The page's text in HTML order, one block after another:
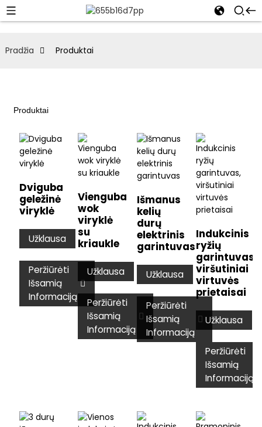
Pradžia Produktai
Produktai
Dviguba
geležinė
viryklė
Užklausa
Peržiūrėti
Išsamią
Informaciją
Vienguba
wok
viryklė
su
kriaukle
Užklausa
Peržiūrėti
Išsamią
Informaciją
Išmanus
kelių
durų
elektrinis
garintuvas
Užklausa
Peržiūrėti
Išsamią
Informaciją
Indukcinis
ryžių
garintuvas,
viršutiniai
virtuvės
prietaisai
Užklausa
Peržiūrėti
Išsamią
Informaciją